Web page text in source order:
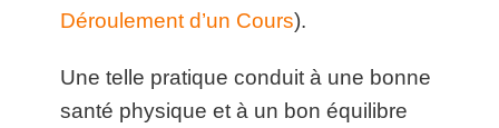
Déroulement d’un Cours).
Une telle pratique conduit à une bonne
santé physique et à un bon équilibre